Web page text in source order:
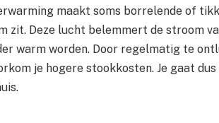
maakt soms borrelende of
zit. Deze lucht belemmert de stroom
warm worden. Door regelmatig te
je hogere stookkosten. Je gaat